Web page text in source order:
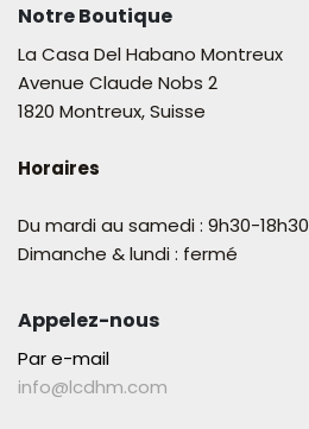
Notre Boutique
La Casa Del Habano Montreux
Avenue Claude Nobs 2
1820 Montreux, Suisse
Horaires
Du mardi au samedi : 9h30-18h30
Dimanche & lundi : fermé
Appelez-nous
Par e-mail
info@lcdhm.com